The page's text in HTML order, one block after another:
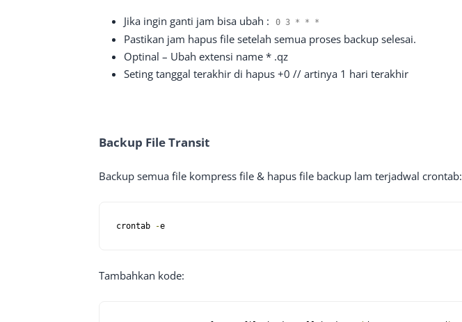
Jika ingin ganti jam bisa ubah : 0 3 * * *
Pastikan jam hapus file setelah semua proses backup selesai.
Optinal – Ubah extensi name * .qz
Seting tanggal terakhir di hapus +0 // artinya 1 hari terakhir
Backup File Transit
Backup semua file kompress file & hapus file backup lam terjadwal crontab:
crontab -e
Tambahkan kode: